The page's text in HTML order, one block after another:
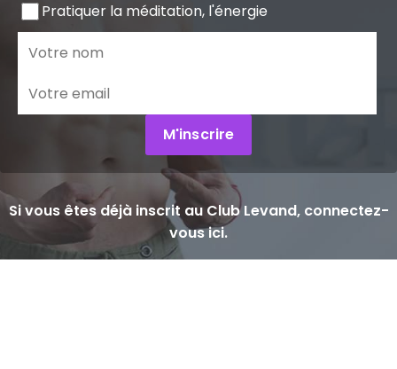
Pratiquer la méditation, l'énergie
M'inscrire
Si vous êtes déjà inscrit au Club Levand, connectez-
vous ici.